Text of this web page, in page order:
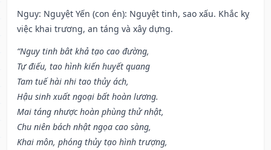
Nguy: Nguyệt Yến (con én): Nguyệt tinh, sao xấu. Khắc kỵ
việc khai trương, an táng và xây dựng.
“Nguy tinh bât khả tạo cao đường,
Tự điếu, tao hình kiến huyết quang
Tam tuế hài nhi tao thủy ách,
Hậu sinh xuất ngoại bất hoàn lương.
Mai táng nhược hoàn phùng thử nhật,
Chu niên bách nhật ngọa cao sàng,
Khai môn, phóng thủy tạo hình trượng,